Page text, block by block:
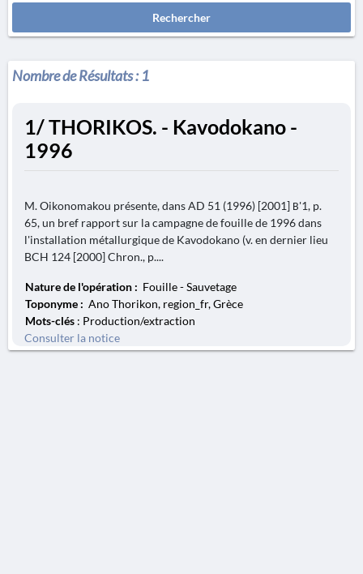
Rechercher
Nombre de Résultats :1
1/ THORIKOS. - Kavodokano -
1996
M. Oikonomakou présente, dans AD 51 (1996) [2001] Β'1, p.
65, un bref rapport sur la campagne de fouille de 1996 dans
l'installation métallurgique de Kavodokano (v. en dernier lieu
BCH 124 [2000] Chron., p....
Nature de l'opération : Fouille - Sauvetage
Toponyme : Ano Thorikon, region_fr, Grèce
Mots-clés : Production/extraction
Consulter la notice